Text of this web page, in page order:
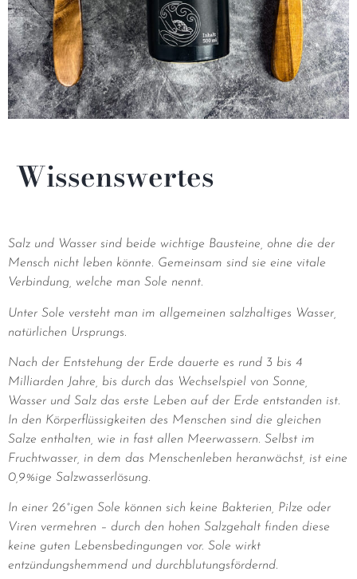
Wissenswertes
Salz und Wasser sind beide wichtige Bausteine, ohne die der
Mensch nicht leben könnte. Gemeinsam sind sie eine vitale
Verbindung, welche man Sole nennt.
Unter Sole versteht man im allgemeinen salzhaltiges Wasser,
natürlichen Ursprungs.
Nach der Entstehung der Erde dauerte es rund 3 bis 4
Milliarden Jahre, bis durch das Wechselspiel von Sonne,
Wasser und Salz das erste Leben auf der Erde entstanden ist.
In den Körperflüssigkeiten des Menschen sind die gleichen
Salze enthalten, wie in fast allen Meerwassern. Selbst im
Fruchtwasser, in dem das Menschenleben heranwächst, ist eine
0,9%ige Salzwasserlösung.
In einer 26°igen Sole können sich keine Bakterien, Pilze oder
Viren vermehren – durch den hohen Salzgehalt finden diese
keine guten Lebensbedingungen vor. Sole wirkt
entzündungshemmend und durchblutungsfördernd.